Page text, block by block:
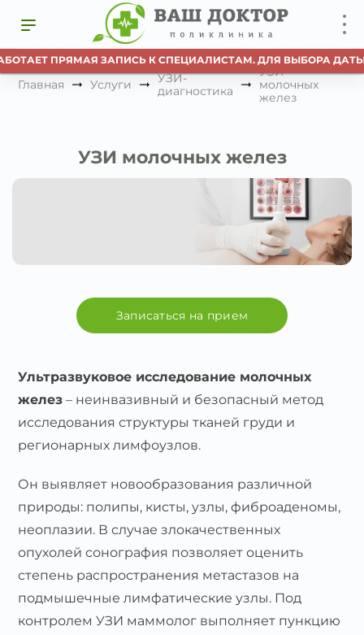
ПРЯМАЯ ЗАПИСЬ К СПЕЦИАЛИСТАМ. ДЛЯ ВЫБОРА
Главная Услуги
УЗИ-
диагностика
УЗИ
молочных
желез
УЗИ молочных желез
Записаться на прием
Ультразвуковое исследование молочных
желез – неинвазивный и безопасный метод
исследования структуры тканей груди и
регионарных лимфоузлов.
Он выявляет новообразования различной
природы: полипы, кисты, узлы, фиброаденомы,
неоплазии. В случае злокачественных
опухолей сонография позволяет оценить
степень распространения метастазов на
подмышечные лимфатические узлы. Под
контролем УЗИ маммолог выполняет пункцию